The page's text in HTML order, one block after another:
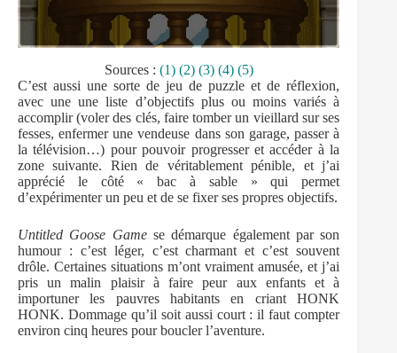
Sources : (1) (2) (3) (4) (5)
C’est aussi une sorte de jeu de puzzle et de réflexion,
avec une une liste d’objectifs plus ou moins variés à
accomplir (voler des clés, faire tomber un vieillard sur ses
fesses, enfermer une vendeuse dans son garage, passer à
la télévision…) pour pouvoir progresser et accéder à la
zone suivante. Rien de véritablement pénible, et j’ai
apprécié le côté « bac à sable » qui permet
d’expérimenter un peu et de se fixer ses propres objectifs.
Untitled Goose Gamese démarque également par son
humour : c’est léger, c’est charmant et c’est souvent
drôle. Certaines situations m’ont vraiment amusée, et j’ai
pris un malin plaisir à faire peur aux enfants et à
importuner les pauvres habitants en criant HONK
HONK. Dommage qu’il soit aussi court : il faut compter
environ cinq heures pour boucler l’aventure.